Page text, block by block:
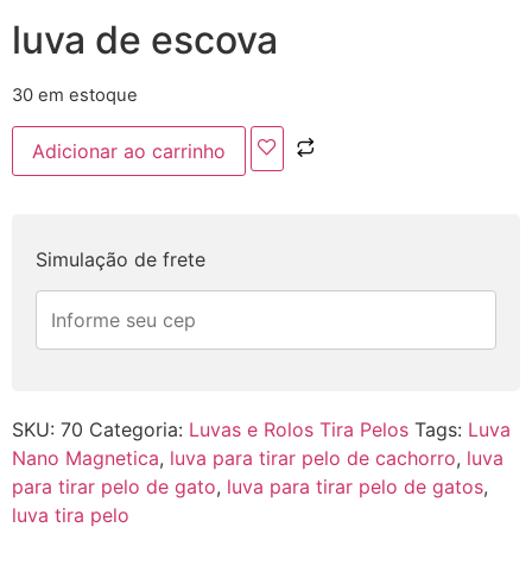
luva de escova
30 em estoque
Adicionar ao carrinho
Simulação de frete
SKU: 70 Categoria: Luvas e Rolos Tira Pelos Tags: Luva
Nano Magnetica, luva para tirar pelo de cachorro, luva
para tirar pelo de gato, luva para tirar pelo de gatos,
luva tira pelo